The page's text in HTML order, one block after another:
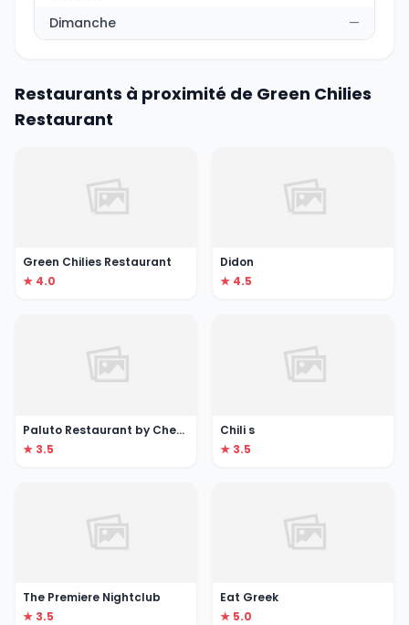
Dimanche
—
Restaurants à proximité de Green Chilies
Restaurant
Green Chilies Restaurant
★ 4.0
Didon
★ 4.5
Paluto Restaurant by Chef Boy Logro
★ 3.5
Chili s
★ 3.5
The Premiere Nightclub
★ 3.5
Eat Greek
★ 5.0